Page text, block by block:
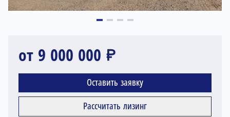
от 9 000 000 ₽
Оставить заявку
Рассчитать лизинг